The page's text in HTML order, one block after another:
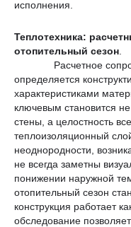
Теплотехника:
отопительный сезон
Расчетное
определяется
характеристиками
ключевым становится
стены, а целостность
теплоизоляционный
неоднородности,
не всегда заметны
понижении наружной
отопительный сезон
конструкция работает
обследование